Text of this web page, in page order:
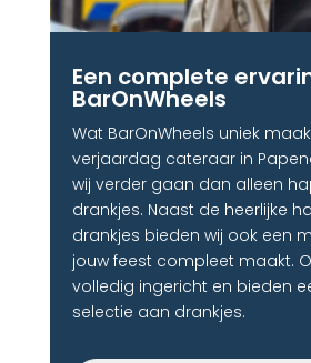
Een complete
BarOnWheels​
Wat BarOnWheels uniek
verjaardag cateraar in
wij verder gaan dan alleen
drankjes. Naast de heerlijke
drankjes bieden wij ook een
jouw feest compleet maakt.
volledig ingericht en bieden
selectie aan drankjes.